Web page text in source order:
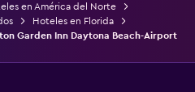
en América del Norte
Hoteles en Florida
Garden Inn Daytona Beach-Airport